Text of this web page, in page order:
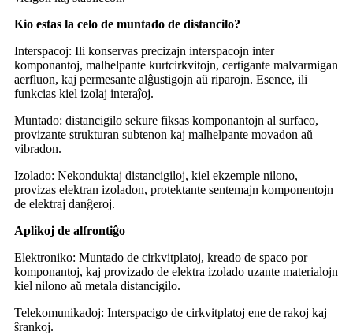
Kio estas la celo de muntado de distancilo?
Interspacoj: Ili konservas precizajn interspacojn inter
komponantoj, malhelpante kurtcirkvitojn, certigante malvarmigan
aerfluon, kaj permesante alĝustigojn aŭ riparojn. Esence, ili
funkcias kiel izolaj interaĵoj.
Muntado: distancigilo sekure fiksas komponantojn al surfaco,
provizante strukturan subtenon kaj malhelpante movadon aŭ
vibradon.
Izolado: Nekonduktaj distancigiloj, kiel ekzemple nilono,
provizas elektran izoladon, protektante sentemajn komponentojn
de elektraj danĝeroj.
Aplikoj de alfrontiĝo
Elektroniko: Muntado de cirkvitplatoj, kreado de spaco por
komponantoj, kaj provizado de elektra izolado uzante materialojn
kiel nilono aŭ metala distancigilo.
Telekomunikadoj: Interspacigo de cirkvitplatoj ene de rakoj kaj
ŝrankoj.